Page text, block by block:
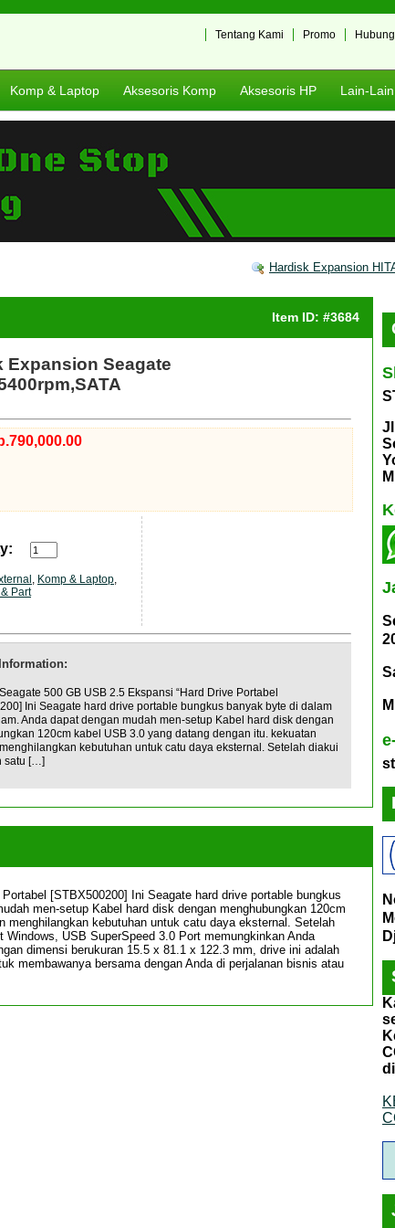
Promo
Tentang Kami
Komp & Laptop Aksesoris Komp Aksesoris HP Lain-Lain
Hardisk Expansion
Item ID: #3684
Expansion Seagate
, Komp & Laptop,
Part
500 GB USB 2.5 Ekspansi “Hard Drive Portabel
Ini Seagate hard drive portable bungkus banyak byte di dalam
Anda dapat dengan mudah men-setup Kabel hard disk dengan
120cm kabel USB 3.0 yang datang dengan itu. kekuatan
kebutuhan untuk catu daya eksternal. Setelah diakui
satu […]
[STBX500200] Ini Seagate hard drive portable bungkus
men-setup Kabel hard disk dengan menghubungkan 120cm
menghilangkan kebutuhan untuk catu daya eksternal. Setelah
USB SuperSpeed ​​3.0 Port memungkinkan Anda
dimensi berukuran 15.5 x 81.1 x 122.3 mm, drive ini adalah
membawanya bersama dengan Anda di perjalanan bisnis atau